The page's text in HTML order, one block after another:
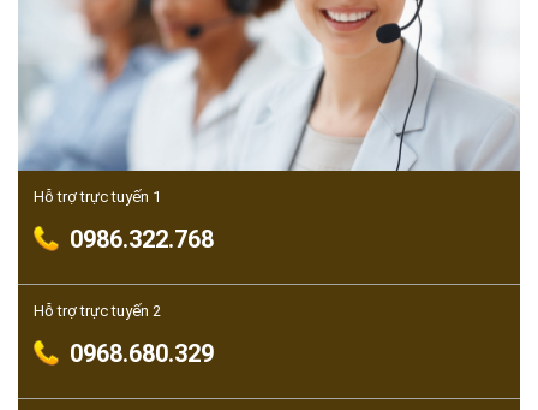
Hỗ trợ trực tuyến 1
0986.322.768
Hỗ trợ trực tuyến 2
0968.680.329